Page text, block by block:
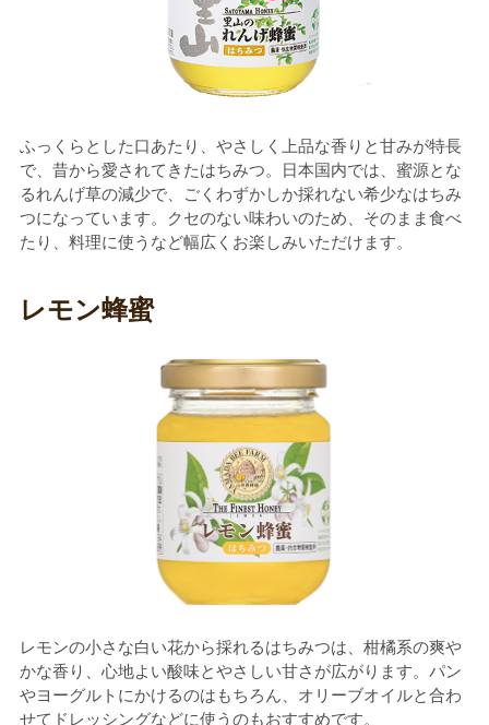
ふっくらとした口あたり、やさしく上品な香りと甘みが特長
で、昔から愛されてきたはちみつ。日本国内では、蜜源とな
るれんげ草の減少で、ごくわずかしか採れない希少なはちみ
つになっています。クセのない味わいのため、そのまま食べ
たり、料理に使うなど幅広くお楽しみいただけます。
レモン蜂蜜
レモンの小さな白い花から採れるはちみつは、柑橘系の爽や
かな香り、心地よい酸味とやさしい甘さが広がります。パン
やヨーグルトにかけるのはもちろん、オリーブオイルと合わ
せてドレッシングなどに使うのもおすすめです。